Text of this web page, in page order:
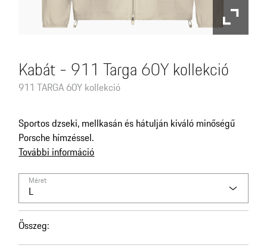
Kabát - 911 Targa 60Y kollekció
911 TARGA 60Y kollekció
Sportos dzseki, mellkasán és hátulján kiváló minőségű
Porsche hímzéssel.
További információ
Méret
L
Összeg: